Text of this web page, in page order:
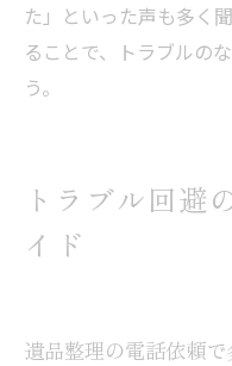
た」といった声も多く
ることで、トラブルの
う。
トラブル回避
イド
遺品整理の電話依頼